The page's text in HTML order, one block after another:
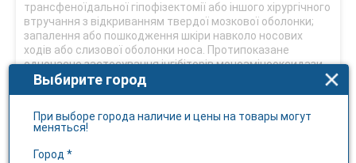
трансфеноїдальної гіпофізектомії або іншого хірургічного
втручання з відкриванням твердої мозкової оболонки;
запалення або пошкодження шкіри навколо носових
ходів або слизової оболонки носа. Протипоказане
одночасне застосування інгібіторів моноамінооксидази
та протягом 2-х тижнів після припинення лікування
інгібіторами МАО, а також інших препаратів, що сприяють
Взаємодія з іншими лікарськими засобами та інші
види взаємодії
Выбирите город
При выборе города наличие и цены на товары могут
меняться!
Город *